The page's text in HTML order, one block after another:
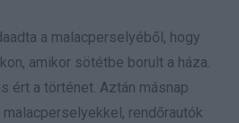
a malacperselyéből, hogy
amikor sötétbe borult a háza.
ért a történet. Aztán másnap
rendőrautók